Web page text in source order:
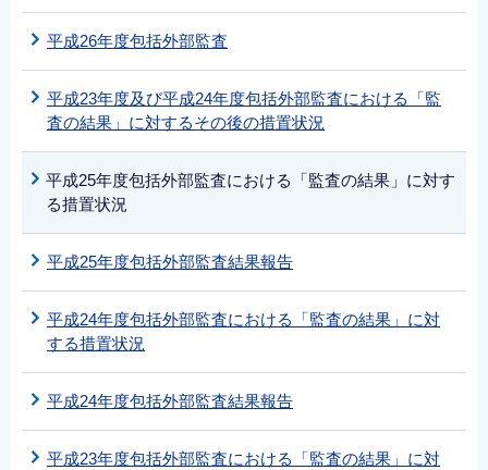
平成26年度包括外部監査
平成23年度及び平成24年度包括外部監査における「監
査の結果」に対するその後の措置状況
平成25年度包括外部監査における「監査の結果」に対す
る措置状況
平成25年度包括外部監査結果報告
平成24年度包括外部監査における「監査の結果」に対
する措置状況
平成24年度包括外部監査結果報告
平成23年度包括外部監査における「監査の結果」に対